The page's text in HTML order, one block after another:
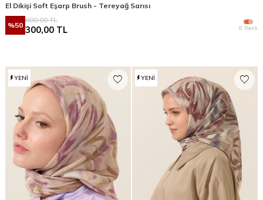
El Dikişi Soft Eşarp Brush - Tereyağ Sarısı
%50
600,00TL
300,00 TL 8 Renk
YENI YENI